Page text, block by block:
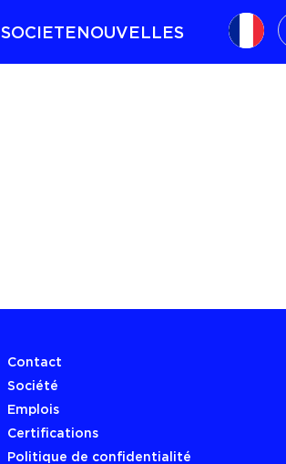
SOCIETENOUVELLES
Contact
Société
Emplois
Certifications
Politique de confidentialité